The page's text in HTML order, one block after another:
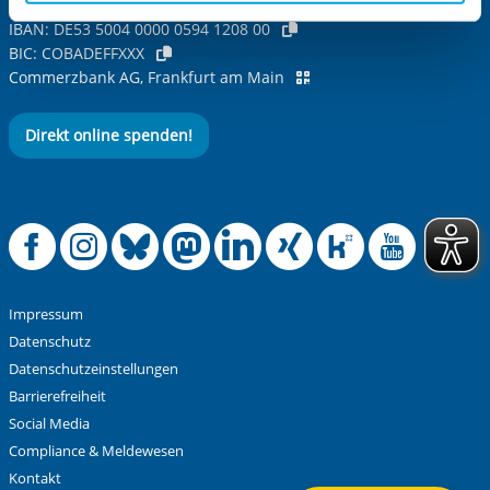
aufgerufenen und somit gewünschten Website-
Funktionen sind. Diese Cookies setzen wir aufgrund
berechtigter Interessen und daher unabhängig von einer
Inhaber: IB-Stiftung
IBAN:DE53 5004 0000 0594 1208 00
BIC: COBADEFFXXX
Commerzbank AG, Frankfurt am Main
Direkt online spenden!
Offizielle
Offizielle
Offizielle
Offizielle
Offizielle
Impressum
Datenschutz
Datenschutzeinstellungen
Barrierefreiheit
Social Media
Compliance & Meldewesen
Kontakt